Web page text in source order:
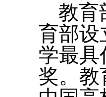
教育
育部设
学最具
奖。教